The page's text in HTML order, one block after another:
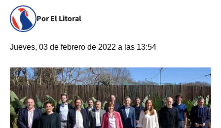
Por El Litoral
Jueves, 03 de febrero de 2022 a las 13:54